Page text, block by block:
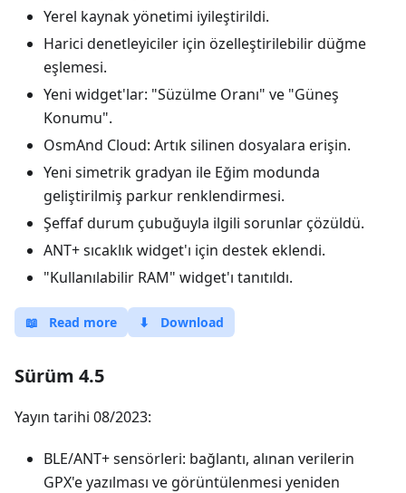
Yerel kaynak yönetimi iyileştirildi.
Harici denetleyiciler için özelleştirilebilir düğme
eşlemesi.
Yeni widget'lar: "Süzülme Oranı" ve "Güneş
Konumu".
OsmAnd Cloud: Artık silinen dosyalara erişin.
Yeni simetrik gradyan ile Eğim modunda
geliştirilmiş parkur renklendirmesi.
Şeffaf durum çubuğuyla ilgili sorunlar çözüldü.
ANT+ sıcaklık widget'ı için destek eklendi.
"Kullanılabilir RAM" widget'ı tanıtıldı.
📖 Read more ⬇ Download
Sürüm 4.5
Yayın tarihi 08/2023:
BLE/ANT+ sensörleri: bağlantı, alınan verilerin
GPX'e yazılması ve görüntülenmesi yeniden